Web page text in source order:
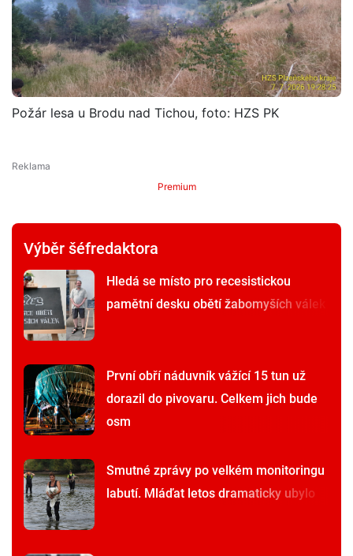
Požár lesa u Brodu nad Tichou, foto: HZS PK
Premium
Výběr šéfredaktora
Hledá se místo pro recesistickou
pamětní desku obětí žabomyších válek
První obří náduvník vážící 15 tun už
dorazil do pivovaru. Celkem jich bude
osm
Smutné zprávy po velkém monitoringu
labutí. Mláďat letos dramaticky ubylo